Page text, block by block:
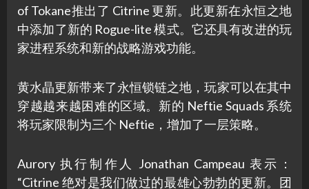
of Tokane推出了 Citrine 更新。此更新在永恒之地
中添加了新的 Rogue-lite 模式。它还具有改进的玩
家进程系统和新的战略游戏功能。
黄水晶更新带来了永恒锁链之地，玩家可以在其中
穿越越来越困难的区域。新的 Neftie Squads 系统
将玩家限制为三个 Neftie，增加了一层策略。
Aurory 执行制作人 Jonathan Campeau 表示：
“Citrine 绝对是我们做过的最雄心勃勃的更新。团